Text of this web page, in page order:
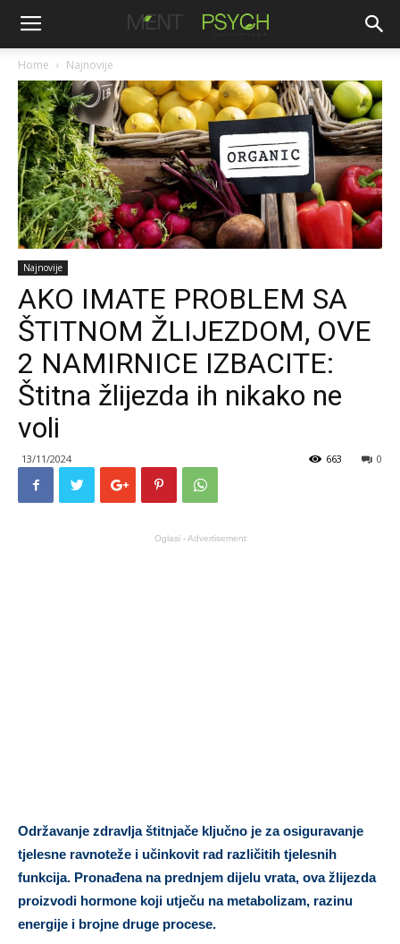
Home Najnovije
Najnovije
AKO IMATE PROBLEM SA
ŠTITNOM ŽLIJEZDOM, OVE
2 NAMIRNICE IZBACITE:
Štitna žlijezda ih nikako ne
voli
13/11/2024 0
663
Oglasi - Advertisement
Održavanje zdravlja štitnjače ključno je za osiguravanje
tjelesne ravnoteže i učinkovit rad različitih tjelesnih
funkcija. Pronađena na prednjem dijelu vrata, ova žlijezda
proizvodi hormone koji utječu na metabolizam, razinu
energije i brojne druge procese.